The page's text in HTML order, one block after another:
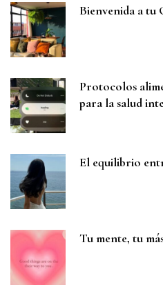
Bienvenida a tu
Protocolos
para la salud
El equilibrio
Tu mente, tu